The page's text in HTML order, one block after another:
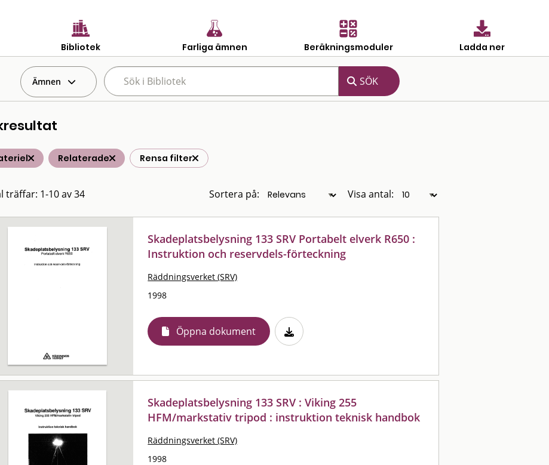
Bibliotek Farliga ämnen Beräkningsmoduler Ladda ner
Ämnen
Relaterade Rensa filter
träffar: 1-10 av 34 Sortera på: Visa antal:
Skadeplatsbelysning 133 SRV Portabelt elverk R650 :
Instruktion och reservdels-förteckning
Räddningsverket (SRV)
1998
Öppna dokument
Skadeplatsbelysning 133 SRV : Viking 255
HFM/markstativ tripod : instruktion teknisk handbok
Räddningsverket (SRV)
1998